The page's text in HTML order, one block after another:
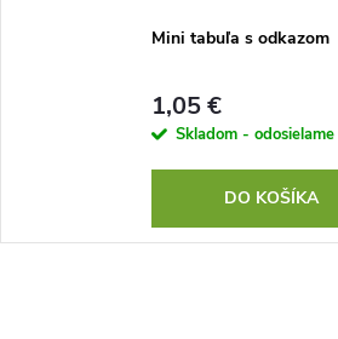
Mini tabuľa s odkazom
1,05 €
Skladom -
DO KOŠÍKA